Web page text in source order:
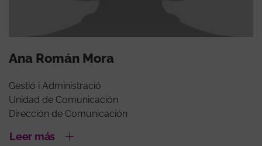
Ana Román Mora
Gestió i Administració
Unidad de Comunicación
Dirección de Comunicación
Leer más